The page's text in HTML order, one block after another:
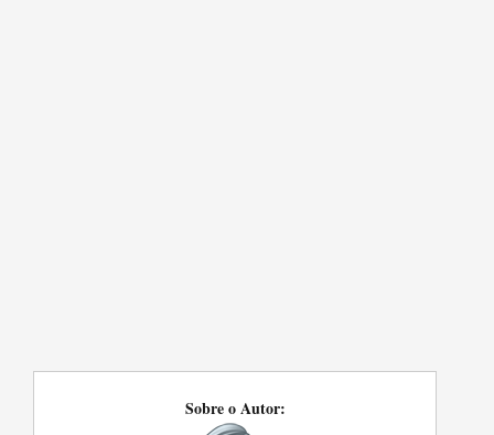
Sobre o Autor: